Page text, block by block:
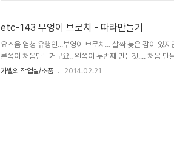
etc-143 부엉이 브로치 - 따라만들기
요즈음 엄청 유행인...부엉이 브로치... 살짝 늦은 감이 있
른쪽이 처음만든거구요.. 왼쪽이 두번째 만든것.... 처음 만
안보일 듯 해서 길게 이어줬더니 크기가 좀 커졌어요.. 두번
가벨의 작업실/소품 2014.02.21